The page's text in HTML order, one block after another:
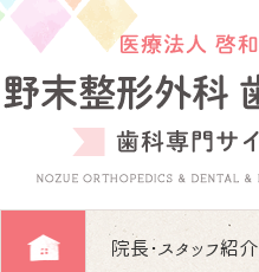
院長･スタッフ紹介